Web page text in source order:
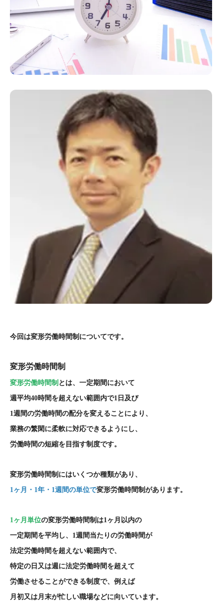
今回は変形労働時間制についてです。
変形労働時間制
変形労働時間制 とは、一定期間において
週平均40時間を超えない範囲内で1 日及び
1 週間の労働時間の配分を変えることにより、
業務の繁閑に柔軟に対応できるようにし、
労働時間の短縮を目指す制度です。
変形労働時間制にはいくつか種類があり、
1 ヶ月・ 1 年・ 1 週間の単位で変形労働時間制があります。
1 ヶ月単位の変形労働時間制は1 ヶ月以内の
一定期間を平均し、 1 週間当たりの労働時間が
法定労働時間を超えない範囲内で、
特定の日又は週に法定労働時間を超えて
労働させることができる制度で、例えば
月初又は月末が忙しい職場などに向いています。